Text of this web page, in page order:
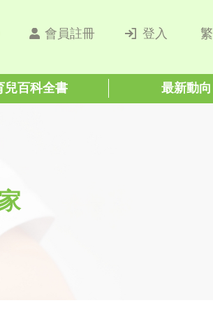
會員註冊 登入 繁
兒百科全書 最新動向